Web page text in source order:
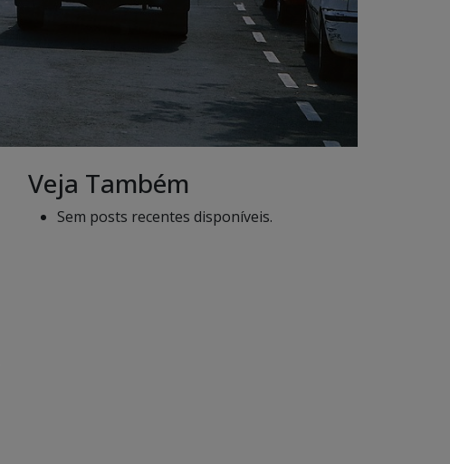
Veja Também
Sem posts recentes disponíveis.